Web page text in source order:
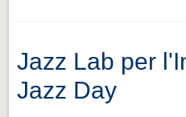
Jazz Lab per
Jazz Day